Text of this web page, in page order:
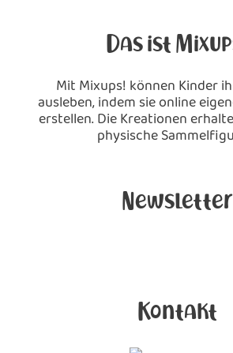
Das ist
Mit Mixups! können Kinder
ausleben, indem sie online
erstellen. Die Kreationen
physische
Newsletter
Kontakt